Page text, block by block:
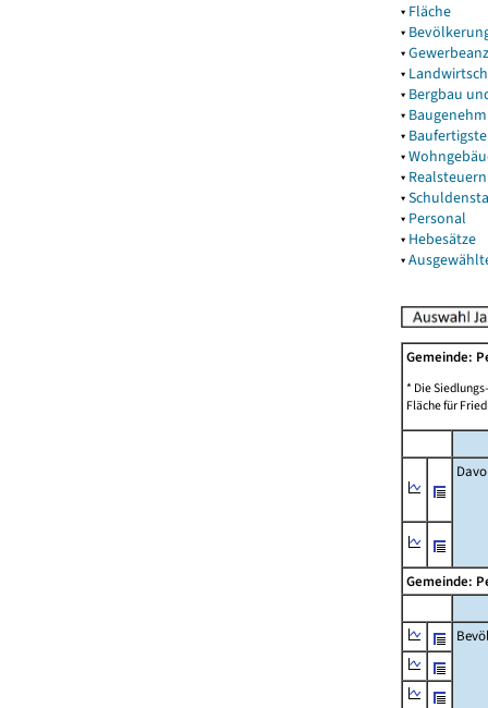
▾ Fläche
▾
▾
▾
▾ Bergbau
▾
▾
▾
▾ Realsteuern
▾
▾ Personal
▾ Hebesätze
▾
Gemeinde:
* Die
Fläche für
Gemeinde: